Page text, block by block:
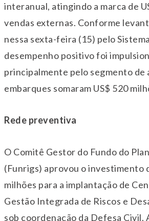
interanual, atingindo a marca de
vendas externas. Conforme
nessa sexta-feira (15) pelo
desempenho positivo foi
principalmente pelo segmento de
embarques somaram US$ 520
Rede preventiva
O Comitê Gestor do Fundo do
(Funrigs) aprovou o investimento
milhões para a implantação de
Gestão Integrada de Riscos e
sob coordenação da Defesa Civil.